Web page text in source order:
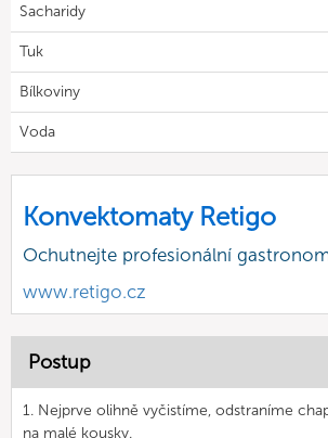
Sacharidy
Tuk
Bílkoviny
Voda
Konvektomaty Retigo
Ochutnejte profesionální
www.retigo.cz
Postup
1. Nejprve olihně vyčistíme, odstraníme
na malé kousky.